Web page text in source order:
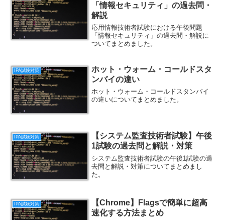
「情報セキュリティ」の過去問・
解説
応用情報技術者試験における午後問題
「情報セキュリティ」の過去問・解説に
ついてまとめました。
IPA試験対策
ホット・ウォーム・コールドスタ
ンバイの違い
ホット・ウォーム・コールドスタンバイ
の違いについてまとめました。
IPA試験対策
【システム監査技術者試験】午後
1試験の過去問と解説・対策
システム監査技術者試験の午後1試験の過
去問と解説・対策についてまとめまし
た。
IPA試験対策
【Chrome】Flagsで簡単に超高
速化する方法まとめ